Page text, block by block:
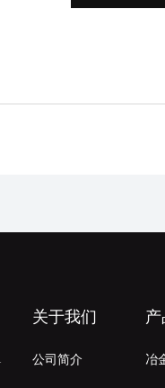
关于我们
公司简介 冶